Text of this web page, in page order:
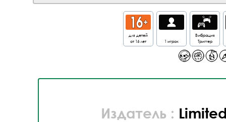
для детей
от 16 лет
1 игрок
Вибрация
Триггер
Издатель :